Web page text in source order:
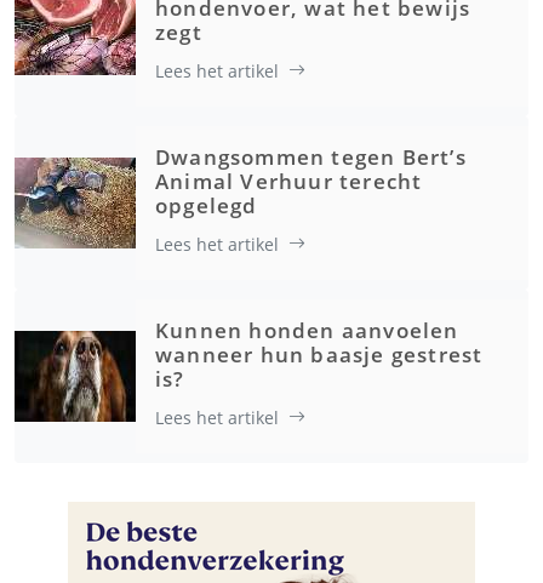
hondenvoer, wat het bewijs
zegt
Lees het artikel
Dwangsommen tegen Bert’s
Animal Verhuur terecht
opgelegd
Lees het artikel
Kunnen honden aanvoelen
wanneer hun baasje gestrest
is?
Lees het artikel